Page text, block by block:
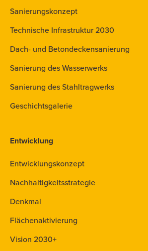
Sanierungskonzept
Technische Infrastruktur 2030
Dach- und Betondeckensanierung
Sanierung des Wasserwerks
Sanierung des Stahltragwerks
Geschichtsgalerie
Entwicklung
Entwicklungskonzept
Nachhaltigkeitsstrategie
Denkmal
Flächenaktivierung
Vision 2030+